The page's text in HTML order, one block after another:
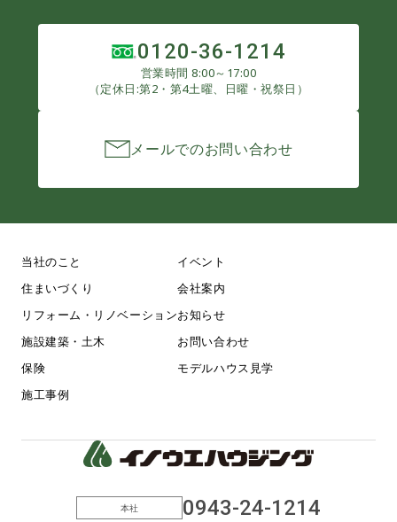
0120-36-1214
営業時間 8:00～17:00
（定休日:第2・第4土曜、日曜・祝祭日）
メールでのお問い合わせ
当社のこと
住まいづくり
リフォーム・リノベーション
施設建築・土木
保険
施工事例
イベント
会社案内
お知らせ
お問い合わせ
モデルハウス見学
本社 0943-24-1214